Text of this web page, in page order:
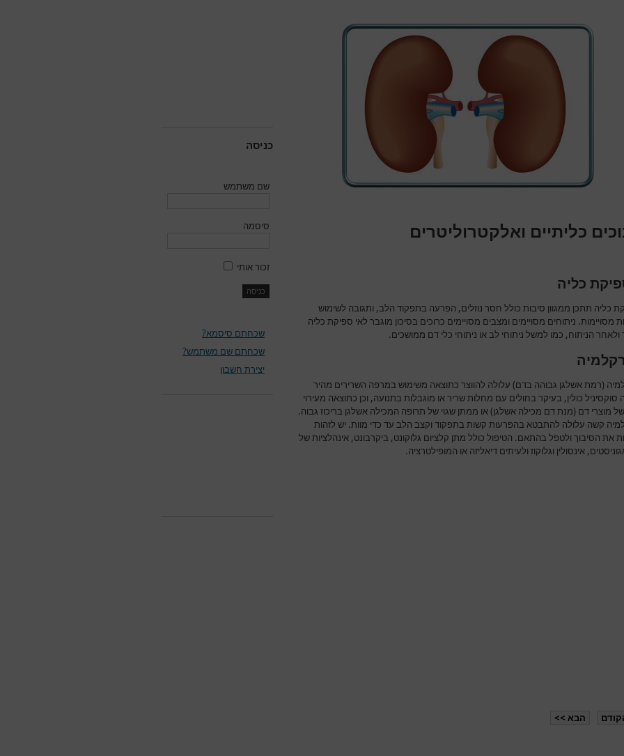
כליתיים ואלקטרוליטרים
כליה
כליה תתכן ממגוון סיבות כולל חסר נוזלים, הפרעה בתפקוד הלב, ותגובה לשימוש
מסויימות. ניתוחים מסויימים ומצבים מסויימים כרוכים בסיכון מוגבר לאי ספיקת כליה
הניתוח, כמו למשל ניתוחי לב או ניתוחי כלי דם ממושכים.
(רמת אשלגן גבוהה בדם) עלולה להווצר כתוצאה משימוש במרפה השרירים מהיר
סוקסיניל כולין, בעיקר בחולים עם מחלות שריר או מוגבלות בתנועה, וכן כתוצאה מעירוי
מוצרי דם (מנת דם מכילה אשלגן) או ממתן שגוי של תרופה המכילה אשלגן בריכוז גבוה.
קשה עלולה להתבטא בהפרעות קשות בתפקוד וקצב הלב עד כדי מוות. יש לזהות
את הסיבוך ולטפל בהתאם. הטיפול כולל מתן קלציום גלוקונט, ביקרבונט, אינהלציות של
אינסולין וגלוקוז ולעיתים דיאליזה או המופילטרציה.
הבא >>
כניסה
שם משתמש
סיסמה
זכור אותי
שכחתם סיסמא?
שכחתם שם משתמש?
יצירת חשבון